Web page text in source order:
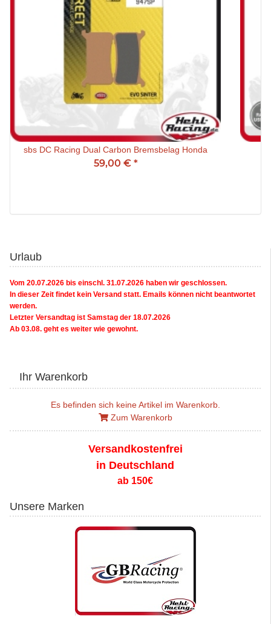
sbs DC Racing Dual Carbon Bremsbelag Honda
59,00 € *
Urlaub
Vom 20.07.2026 bis einschl. 31.07.2026 haben wir geschlossen.
In dieser Zeit findet kein Versand statt. Emails können nicht beantwortet
werden.
Letzter Versandtag ist Samstag der 18.07.2026
Ab 03.08. geht es weiter wie gewohnt.
Ihr Warenkorb
Es befinden sich keine Artikel im Warenkorb.
Zum Warenkorb
Versandkostenfrei
in Deutschland
ab 150€
Unsere Marken